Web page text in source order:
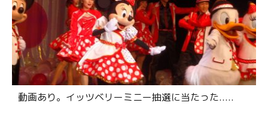
動画あり。イッツベリーミニー抽選に当たった.....